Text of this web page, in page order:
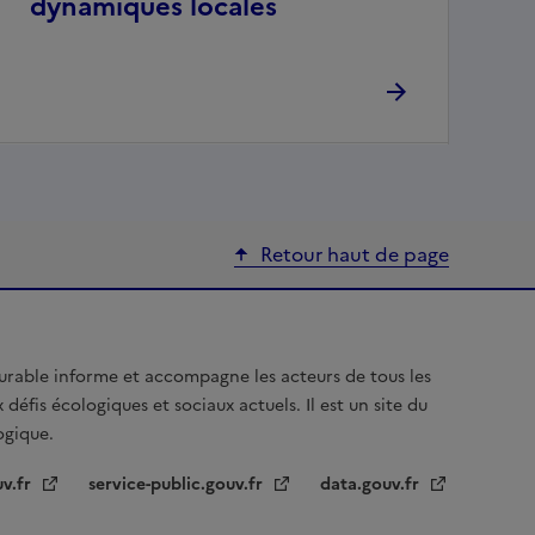
Retour haut de page
informe et accompagne les acteurs de tous les
écologiques et sociaux actuels. Il est un site du
service-public.gouv.fr data.gouv.fr